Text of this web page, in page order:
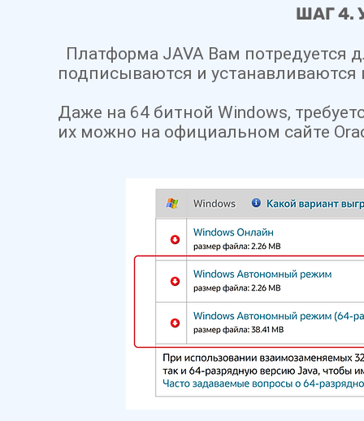
ШАГ 4.
Платформа JAVA Вам потредуется
подписываются и
Даже на 64 битной Windows,
их можно на официальном сайте